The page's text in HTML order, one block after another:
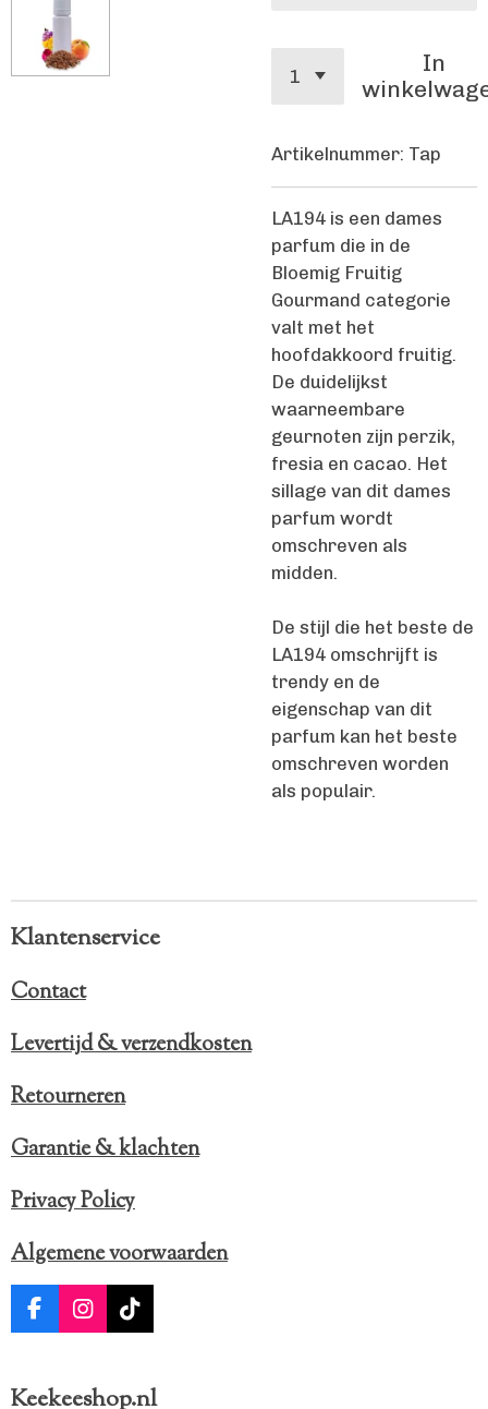
In
Artikelnummer: Tap
LA194 is een dames
parfum die in de
Bloemig Fruitig
Gourmand categorie
valt met het
hoofdakkoord fruitig.
De duidelijkst
waarneembare
geurnoten zijn perzik,
fresia en cacao. Het
sillage van dit dames
parfum wordt
omschreven als
midden.
De stijl die het beste de
LA194 omschrijft is
trendy en de
eigenschap van dit
parfum kan het beste
omschreven worden
als populair.
Klantenservice
Contact
Levertijd & verzendkosten
Retourneren
Garantie & klachten
Privacy Policy
Algemene voorwaarden
F
a
I
n
T
i
Keekeeshop.nl